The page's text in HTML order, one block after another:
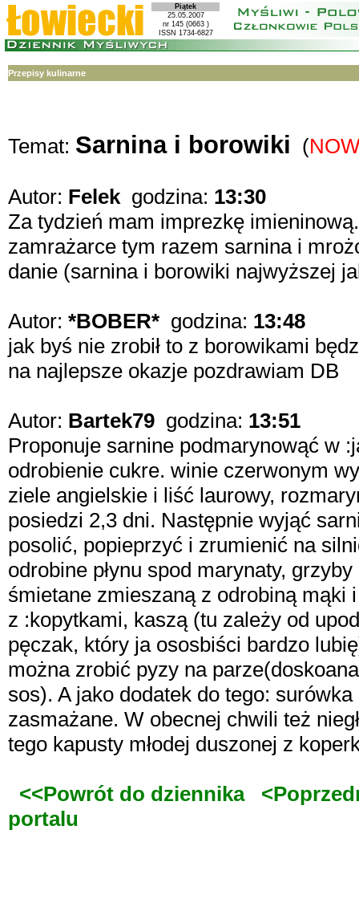
Piątek
25.05.2007
nr 145 (0663 )
ISSN 1734-6827
Przepisy kulinarne
Temat: Sarnina i borowiki (
Autor: Felekgodzina: 13:30
Za tydzień mam imprezkę
zamrażarce tym razem sarnina i
danie (sarnina i borowiki najwyższej
Autor: *BOBER* godzina: 13:48
jak byś nie zrobił to z borowikami
na najlepsze okazje pozdrawiam DB
Autor: Bartek79 godzina: 13:51
Proponuje sarnine podmarynowąć w
odrobienie cukre. winie czerwonym
ziele angielskie i liść laurowy,
posiedzi 2,3 dni. Następnie wyjąć
posolić, popieprzyć i zrumienić na
odrobine płynu spod marynaty,
śmietane zmieszaną z odrobiną mąki
z :kopytkami, kaszą (tu zależy od
pęczak, który ja ososbiści bardzo
można zrobić pyzy na
sos). A jako dodatek do tego:
zasmażane. W obecnej chwili też
tego kapusty młodej duszonej z
<<Powrót do dziennika
portalu